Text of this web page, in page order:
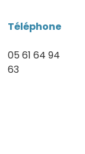
Téléphone
05 61 64 94
63